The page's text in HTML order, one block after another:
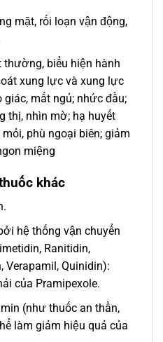
mặt, rối loạn vận động,
biểu hiện hành
xung lực và xung lực
mất ngủ; nhức đầu;
thị, nhìn mờ; hạ huyết
phù ngoại biên; giảm
miệng
khác
hệ thống vận chuyển
Ranitidin,
Verapamil, Quinidin):
của Pramipexole.
(như thuốc an thần,
làm giảm hiệu quả của